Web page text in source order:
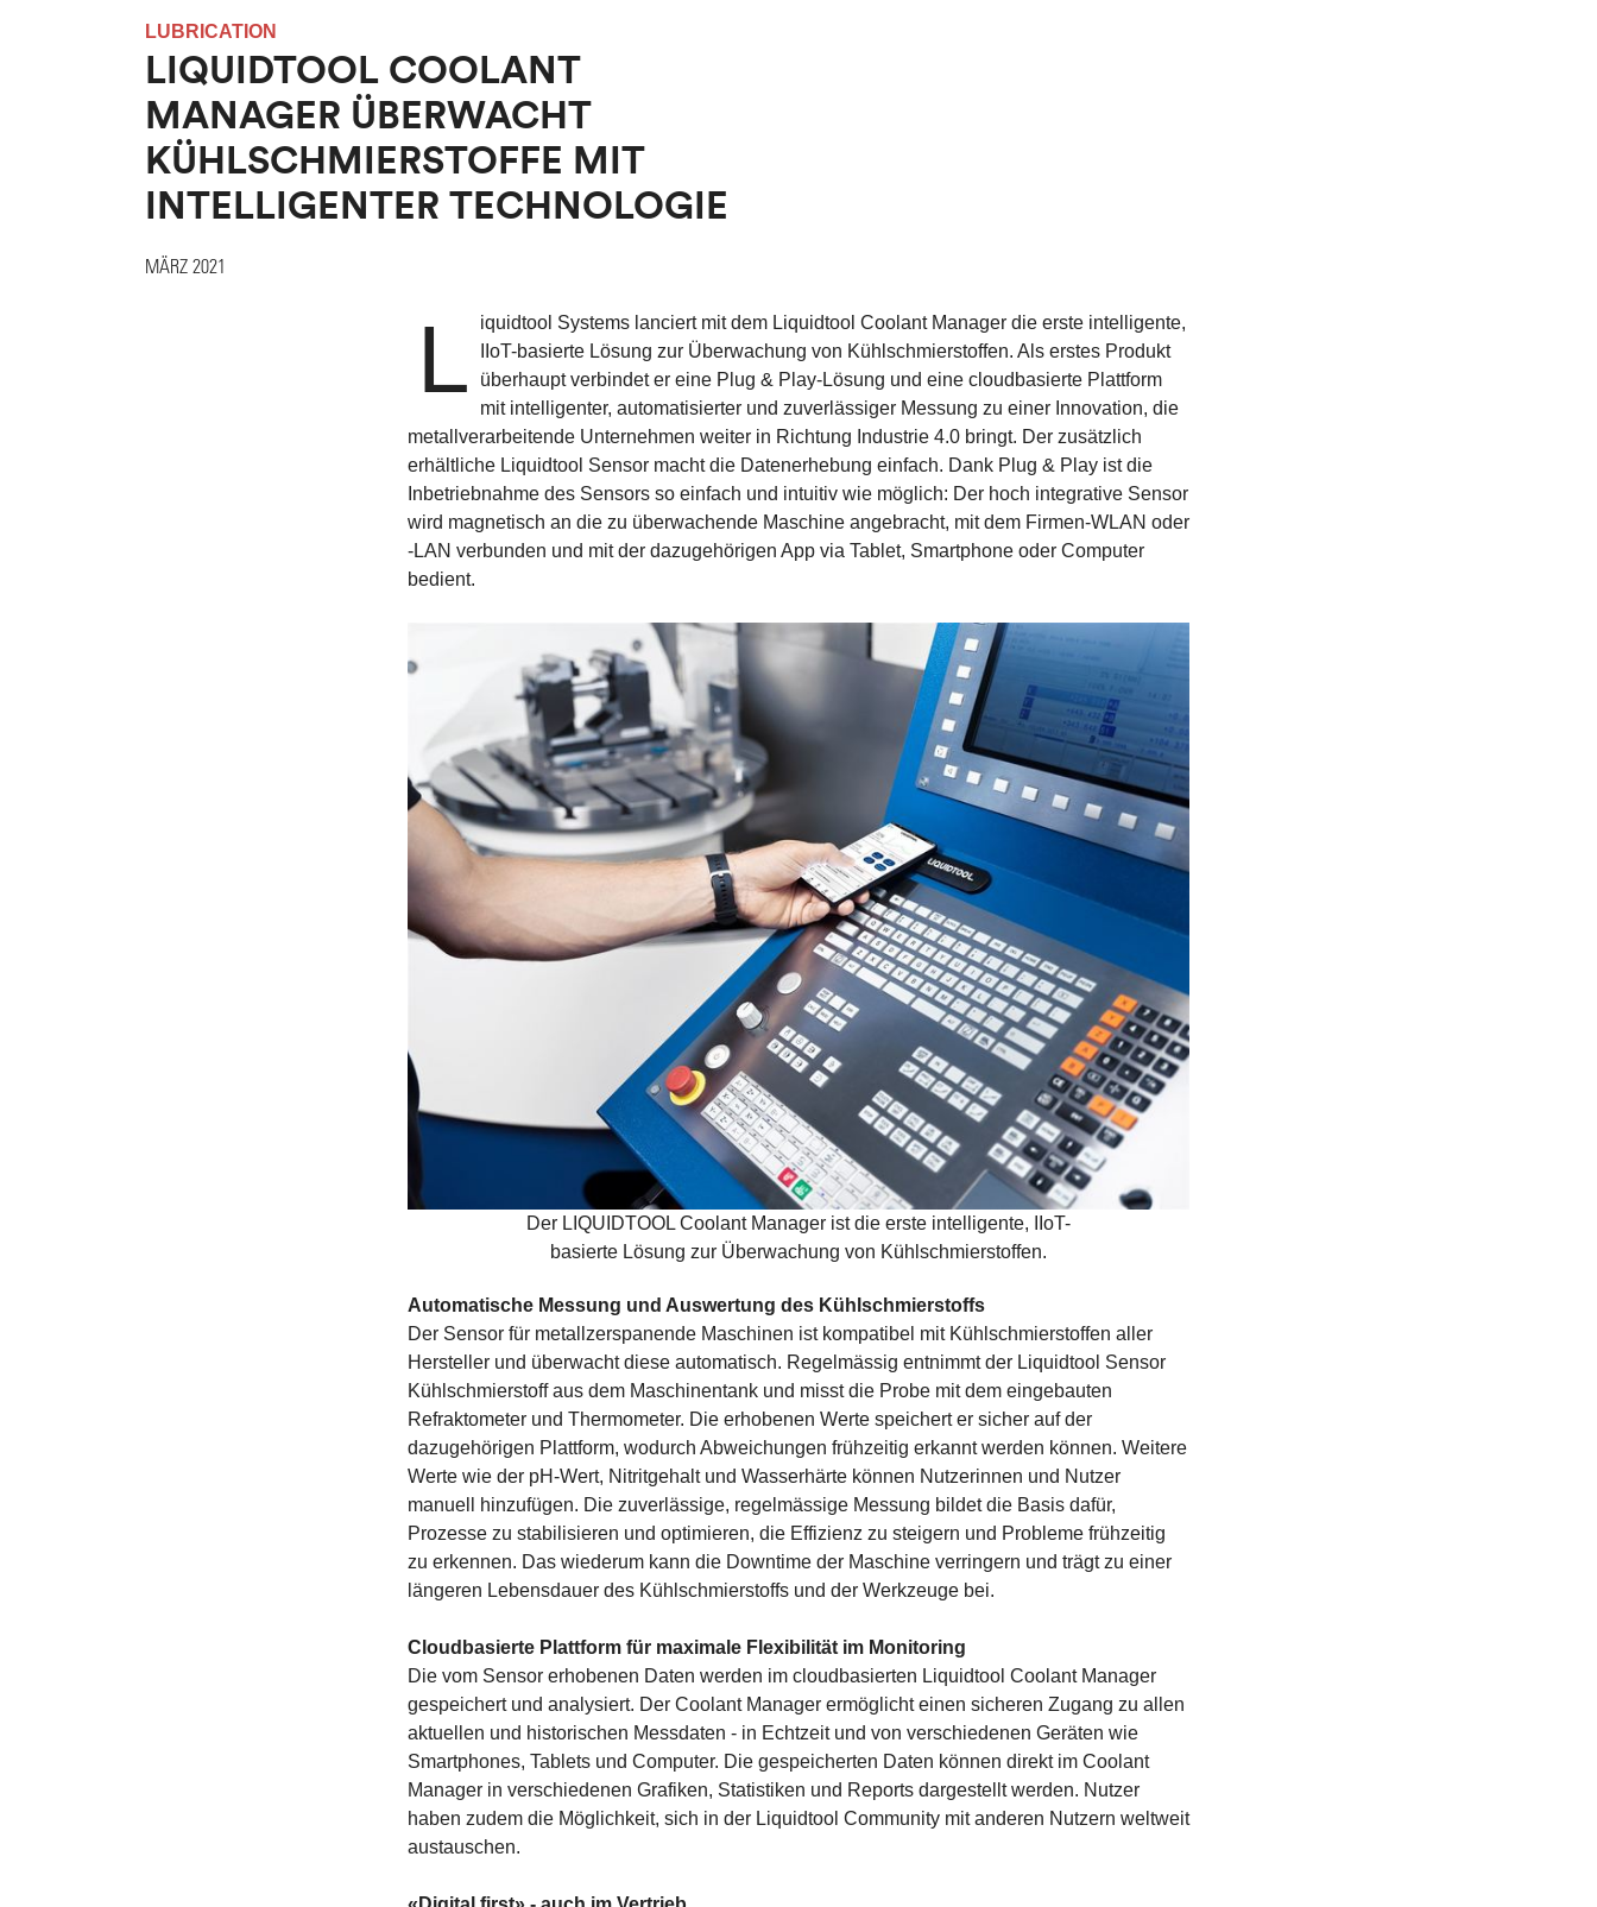
LUBRICATION
LIQUIDTOOL COOLANT
MANAGER ÜBERWACHT
KÜHLSCHMIERSTOFFE MIT
INTELLIGENTER TECHNOLOGIE
MÄRZ 2021
L
iquidtool Systems lanciert mit dem Liquidtool Coolant Manager die erste intelligente,
IIoT-basierte Lösung zur Überwachung von Kühlschmierstoffen. Als erstes Produkt
überhaupt verbindet er eine Plug & Play-Lösung und eine cloudbasierte Plattform
mit intelligenter, automatisierter und zuverlässiger Messung zu einer Innovation, die
metallverarbeitende Unternehmen weiter in Richtung Industrie 4.0 bringt. Der zusätzlich
erhältliche Liquidtool Sensor macht die Datenerhebung einfach. Dank Plug & Play ist die
Inbetriebnahme des Sensors so einfach und intuitiv wie möglich: Der hoch integrative Sensor
wird magnetisch an die zu überwachende Maschine angebracht, mit dem Firmen-WLAN oder
-LAN verbunden und mit der dazugehörigen App via Tablet, Smartphone oder Computer
bedient.
Der LIQUIDTOOL Coolant Manager ist die erste intelligente, IIoT-
basierte Lösung zur Überwachung von Kühlschmierstoffen.
Automatische Messung und Auswertung des Kühlschmierstoffs
Der Sensor für metallzerspanende Maschinen ist kompatibel mit Kühlschmierstoffen aller
Hersteller und überwacht diese automatisch. Regelmässig entnimmt der Liquidtool Sensor
Kühlschmierstoff aus dem Maschinentank und misst die Probe mit dem eingebauten
Refraktometer und Thermometer. Die erhobenen Werte speichert er sicher auf der
dazugehörigen Plattform, wodurch Abweichungen frühzeitig erkannt werden können. Weitere
Werte wie der pH-Wert, Nitritgehalt und Wasserhärte können Nutzerinnen und Nutzer
manuell hinzufügen. Die zuverlässige, regelmässige Messung bildet die Basis dafür,
Prozesse zu stabilisieren und optimieren, die Effizienz zu steigern und Probleme frühzeitig
zu erkennen. Das wiederum kann die Downtime der Maschine verringern und trägt zu einer
längeren Lebensdauer des Kühlschmierstoffs und der Werkzeuge bei.
Cloudbasierte Plattform für maximale Flexibilität im Monitoring
Die vom Sensor erhobenen Daten werden im cloudbasierten Liquidtool Coolant Manager
gespeichert und analysiert. Der Coolant Manager ermöglicht einen sicheren Zugang zu allen
aktuellen und historischen Messdaten - in Echtzeit und von verschiedenen Geräten wie
Smartphones, Tablets und Computer. Die gespeicherten Daten können direkt im Coolant
Manager in verschiedenen Grafiken, Statistiken und Reports dargestellt werden. Nutzer
haben zudem die Möglichkeit, sich in der Liquidtool Community mit anderen Nutzern weltweit
austauschen.